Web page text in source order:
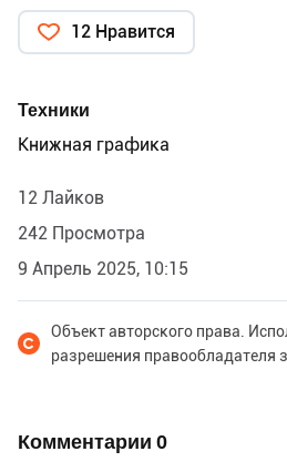
12 Нравится
Техники
Книжная графика
12 Лайков
242 Просмотра
9 Апрель 2025, 10:15
Объект авторского права.
разрешения правообладателя
Комментарии 0